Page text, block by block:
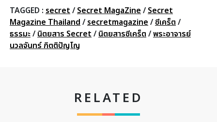
TAGGED : secret / Secret MagaZine / Secret
Magazine Thailand / secretmagazine /ซีเคร็ต /
ธรรมะ/ นิตยสาร Secret / นิตยสารซีเคร็ต /พระอาจารย์
นวลจันทร์ กิตติปัญโญ
RELATED